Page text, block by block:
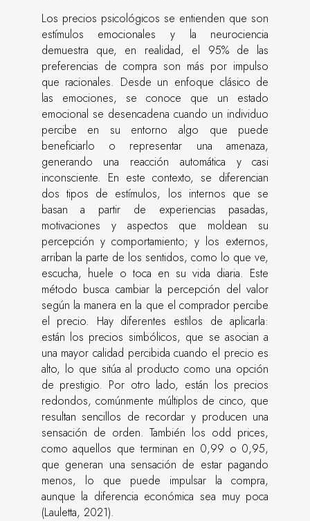
Los precios psicológicos se entienden que son
estímulos emocionales y la neurociencia
demuestra que, en realidad, el 95% de las
preferencias de compra son más por impulso
que racionales. Desde un enfoque clásico de
las emociones, se conoce que un estado
emocional se desencadena cuando un individuo
percibe en su entorno algo que puede
beneficiarlo o representar una amenaza,
generando una reacción automática y casi
inconsciente. En este contexto, se diferencian
dos tipos de estímulos, los internos que se
basan a partir de experiencias pasadas,
motivaciones y aspectos que moldean su
percepción y comportamiento; y los externos,
arriban la parte de los sentidos, como lo que ve,
escucha, huele o toca en su vida diaria. Este
método busca cambiar la percepción del valor
según la manera en la que el comprador percibe
el precio. Hay diferentes estilos de aplicarla:
están los precios simbólicos, que se asocian a
una mayor calidad percibida cuando el precio es
alto, lo que sitúa al producto como una opción
de prestigio. Por otro lado, están los precios
redondos, comúnmente múltiplos de cinco, que
resultan sencillos de recordar y producen una
sensación de orden. También los odd prices,
como aquellos que terminan en 0,99 o 0,95,
que generan una sensación de estar pagando
menos, lo que puede impulsar la compra,
aunque la diferencia económica sea muy poca
(Lauletta, 2021).